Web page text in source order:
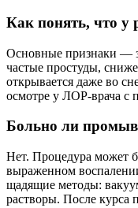
Как понять, что у
Основные признаки —
частые простуды,
открывается даже во
осмотре у ЛОР-врача с
Больно ли
Нет. Процедура может
выраженном
щадящие методы:
растворы. После курса